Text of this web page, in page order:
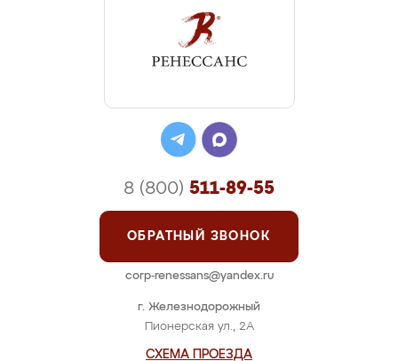
г. Железнодорожный
Пионерская ул., 2А
СХЕМА ПРОЕЗДА
8 (800) 511-89-55
ОБРАТНЫЙ ЗВОНОК
corp-renessans@yandex.ru